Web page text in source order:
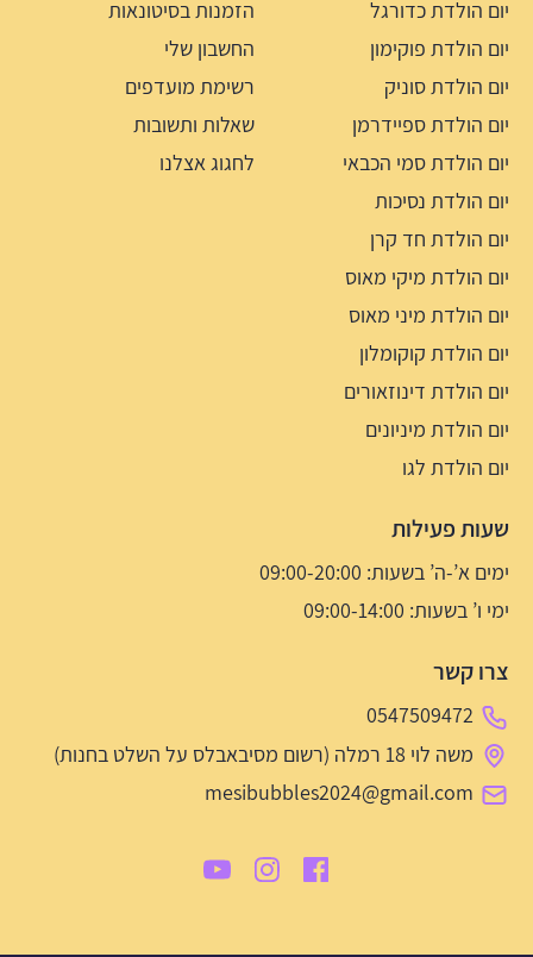
יום הולדת כדורגל
יום הולדת פוקימון
יום הולדת סוניק
יום הולדת ספיידרמן
יום הולדת סמי הכבאי
יום הולדת נסיכות
יום הולדת חד קרן
יום הולדת מיקי מאוס
יום הולדת מיני מאוס
יום הולדת קוקומלון
יום הולדת דינוזאורים
יום הולדת מיניונים
יום הולדת לגו
הזמנות בסיטונאות
החשבון שלי
רשימת מועדפים
שאלות ותשובות
לחגוג אצלנו
שעות פעילות
ימים א’-ה’ בשעות: 09:00-20:00
ימי ו’ בשעות: 09:00-14:00
צרו קשר
0547509472
משה לוי 18 רמלה (רשום מסיבאבלס על השלט בחנות)
mesibubbles2024@gmail.com